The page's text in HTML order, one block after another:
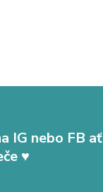
IG nebo FB ať
♥